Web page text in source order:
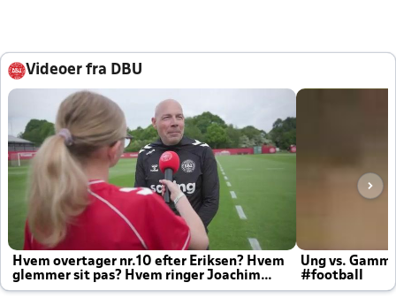
Videoer fra DBU
Hvem overtager nr.10 efter Eriksen? Hvem
glemmer sit pas? Hvem ringer Joachim
altid til efter kampe?
Ung vs.
#football